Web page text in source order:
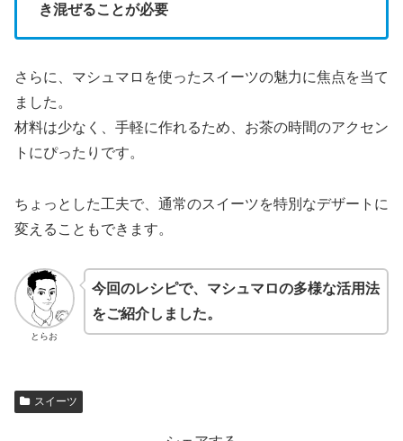
き混ぜることが必要
さらに、マシュマロを使ったスイーツの魅力に焦点を当て
ました。
材料は少なく、手軽に作れるため、お茶の時間のアクセン
トにぴったりです。
ちょっとした工夫で、通常のスイーツを特別なデザートに
変えることもできます。
とらお
今回のレシピで、マシュマロの多様な活用法
をご紹介しました。
スイーツ